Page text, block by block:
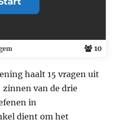
10
haalt 15 vragen uit
zinnen van de drie
in
dient om het